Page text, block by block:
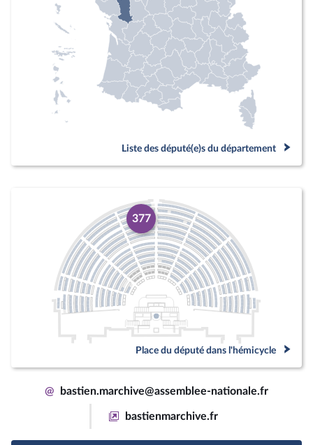
Liste des député(e)s du département
377
Place du député dans l'hémicycle
@ bastien.marchive@assemblee-nationale.fr
bastienmarchive.fr